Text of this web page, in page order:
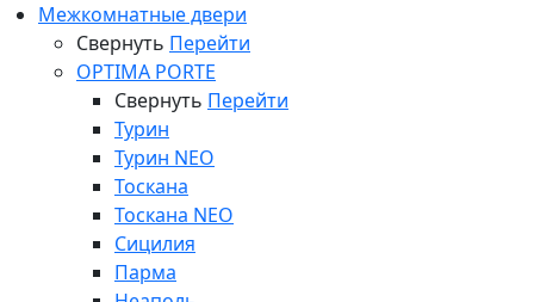
Межкомнатные двери
Свернуть Перейти
OPTIMA PORTE
Свернуть Перейти
Турин
Турин NEO
Тоскана
Тоскана NEO
Сицилия
Парма